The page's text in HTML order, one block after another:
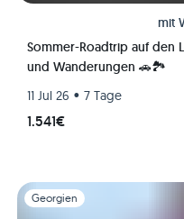
mit
Sommer-Roadtrip auf den
und Wanderungen 🚗🏞️
11 Jul 26 • 7 Tage
1.541€
Folie 1 von 1
Georgien